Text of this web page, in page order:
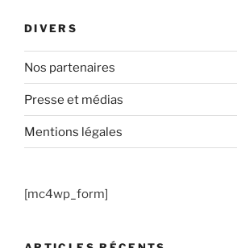
DIVERS
Nos partenaires
Presse et médias
Mentions légales
[mc4wp_form]